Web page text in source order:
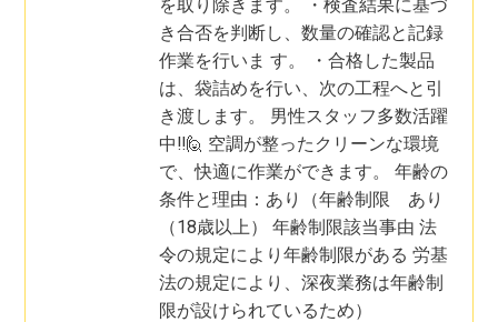
を取り除きます。 ・検査結果に基づ
き合否を判断し、数量の確認と記録
作業を行いま す。 ・合格した製品
は、袋詰めを行い、次の工程へと引
き渡します。 男性スタッフ多数活躍
中‼️🙋 空調が整ったクリーンな環境
で、快適に作業ができます。 年齢の
条件と理由：あり（年齢制限 あり
（18歳以上） 年齢制限該当事由 法
令の規定により年齢制限がある 労基
法の規定により、深夜業務は年齢制
限が設けられているため）